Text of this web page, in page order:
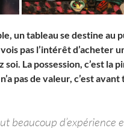
un tableau se destine au
pas l’intérêt d’acheter
La possession, c’est la
pas de valeur, c’est
beaucoup d’expérience